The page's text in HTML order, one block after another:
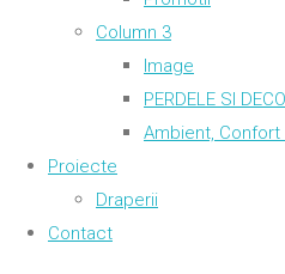
Column 3
Image
PERDELE SI
Ambient, Confort
Proiecte
Draperii
Contact